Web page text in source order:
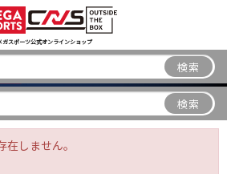
ガスポーツ公式オンラインショップ
検索
ドア
探す
ブランド
から探す
検索
しません。